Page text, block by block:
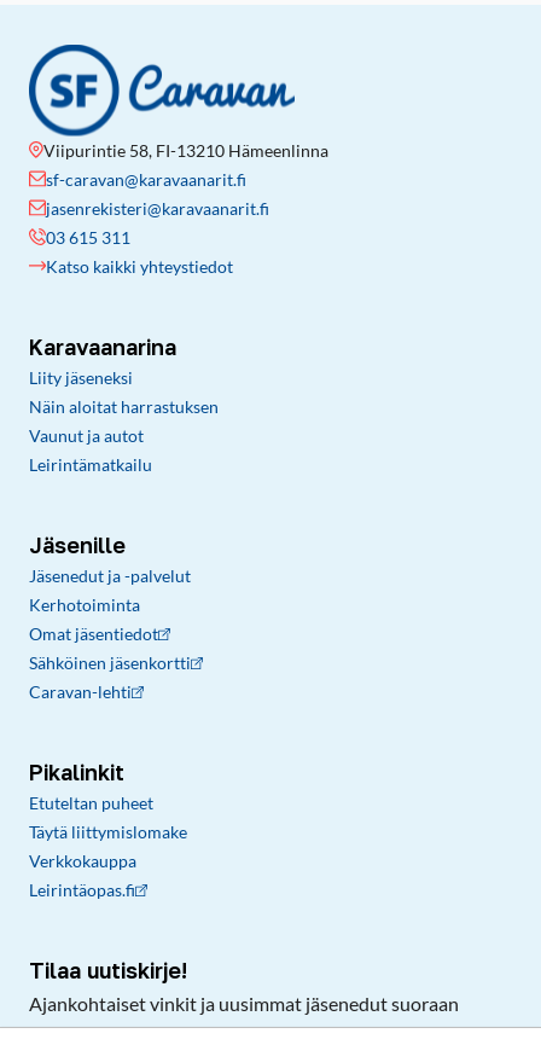
Viipurintie 58, FI-13210 Hämeenlinna
sf-caravan@karavaanarit.fi
jasenrekisteri@karavaanarit.fi
03 615 311
Katso kaikki yhteystiedot
Karavaanarina
Liity jäseneksi
Näin aloitat harrastuksen
Vaunut ja autot
Leirintämatkailu
Jäsenille
Jäsenedut ja -palvelut
Kerhotoiminta
Omat jäsentiedot
Sähköinen jäsenkortti
Caravan-lehti
Pikalinkit
Etuteltan puheet
Täytä liittymislomake
Verkkokauppa
Leirintäopas.fi
Tilaa uutiskirje!
Ajankohtaiset vinkit ja uusimmat jäsenedut suoraan